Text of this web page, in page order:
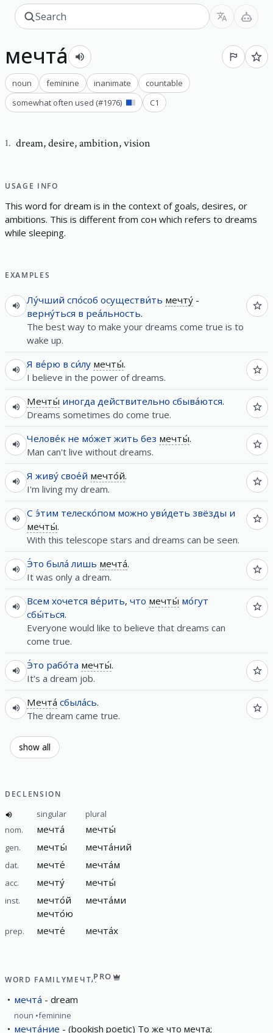
мечта́
noun feminine inanimate
countable
somewhat often used (#1976) C1
1. dream,desire, ambition, vision
USAGE INFO
This word for dream is in the context of goals, desires, or
ambitions. This is diferent from сон which refers to dreams
while sleeping.
EXAMPLES
Лу́чший спо́соб осуществи́ть мечту́ -
верну́ться в реа́льность.
The best way to make your dreams come true is to
wake up.
Я ве́рю в си́лу мечты́.
I believe in the power of dreams.
Мечты́ иногда действительно сбыва́ются.
Dreams sometimes do come true.
Челове́к не мо́жет жить без мечты́.
Man can't live without dreams.
Я живу́ свое́й мечто́й.
I'm living my dream.
С э́тим телеско́пом можно уви́деть звёзды и
мечты́.
With this telescope stars and dreams can be seen.
Э́то была́ лишь мечта́.
It was only a dream.
Всем хочется ве́рить, что мечты́ мо́гут
сбы́ться.
Everyone would like to believe that dreams can
come true.
Э́то рабо́та мечты́.
It's a dream job.
Мечта́ сбыла́сь.
The dream came true.
show all
DECLENSION
singular
plural
nom.
мечта́ мечты́
gen. мечты́ мечта́ний
dat. мечте́ мечта́м
acc. мечту́ мечты́
inst.
мечто́й
мечто́ю
мечта́ми
prep. мечте́ мечта́х
WORD FAMILYМЕЧТА́PRO
мечта́ dream
noun feminine
мечта́ние
(bookish poetic) То же что мечта;